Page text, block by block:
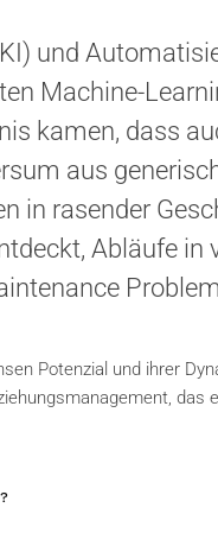
und
Machine-
kamen, dass
aus
in rasender
Abläufe
Potenzial und ihrer